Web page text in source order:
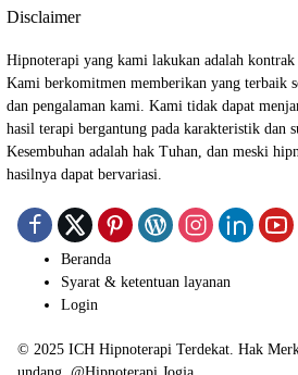
Disclaimer
Hipnoterapi yang kami lakukan adalah kontrak
Kami berkomitmen memberikan yang terbaik
dan pengalaman kami. Kami tidak dapat
hasil terapi bergantung pada karakteristik dan
Kesembuhan adalah hak Tuhan, dan meski
hasilnya dapat bervariasi.
Beranda
Syarat & ketentuan layanan
Login
© 2025 ICH Hipnoterapi Terdekat . Hak